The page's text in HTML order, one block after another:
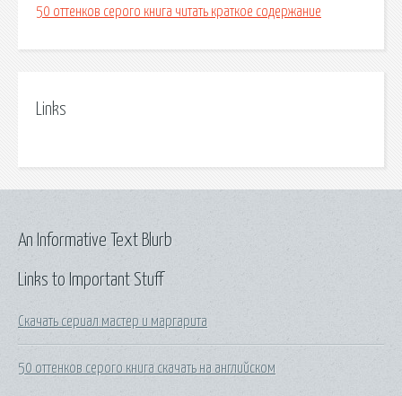
50 оттенков серого книга читать краткое содержание
Links
Links to Important Stuff
Скачать сериал мастер и маргарита
50 оттенков серого книга скачать на английском
An Informative Text Blurb